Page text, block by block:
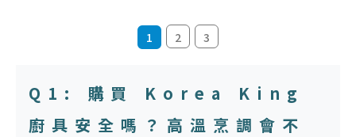
1 2 3
Q1: 購買 Korea King
廚具安全嗎？高溫烹調會不